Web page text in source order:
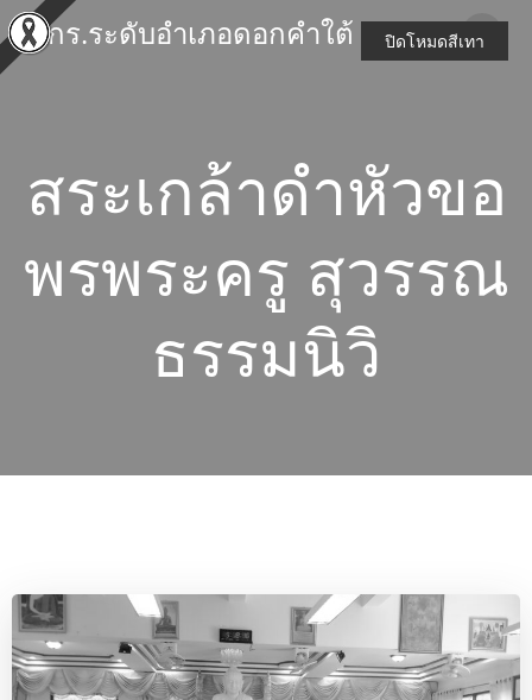
to
สกร.ระดับอำเภอดอกคำใต้
สระเกล้าดำหัวขอ
พรพระครู สุวรรณ
ธรรมนิวิ
ปิดโหมดสีเทา